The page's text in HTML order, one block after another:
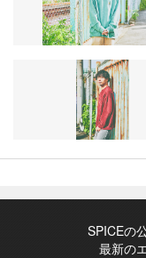
SPICEの
最新の